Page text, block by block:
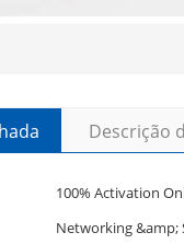
Descrição
100% Activation
Networking &amp;